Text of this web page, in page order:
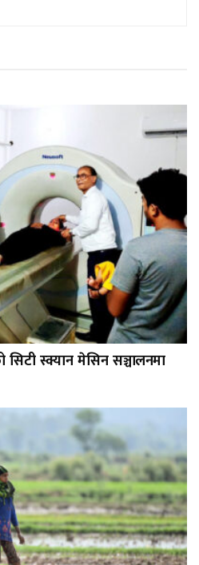
स्क्यान मेसिन सञ्चालनमा